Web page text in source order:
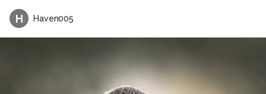
H Haven005